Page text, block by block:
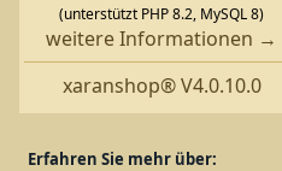
(unterstützt PHP 8.2, MySQL 8)
weitere Informationen →
xaranshop® V4.0.10.0
Erfahren Sie mehr über: